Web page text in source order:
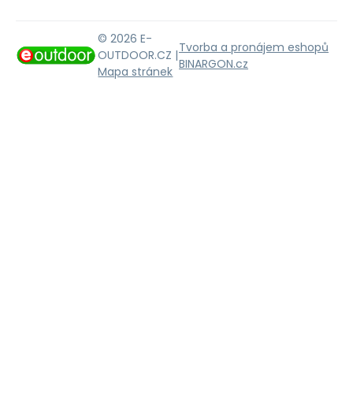
© 2026 E-
OUTDOOR.CZ |
Mapa stránek
Tvorba a pronájem eshopů
BINARGON.cz